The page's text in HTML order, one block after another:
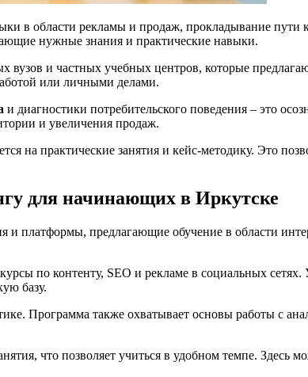
в области рекламы и продаж, прокладывание пути к
нужные знания и практические навыки.
вузов и частных учебных центров, которые
или личными делами.
и диагностики потребительского поведения – это
и увеличения продаж.
на практические занятия и кейс-методику. Это
для начинающих в Иркутске
и платформы, предлагающие обучение в области
по контенту, SEO и рекламе в социальных
базу.
Программа также охватывает основы работы с
что позволяет учиться в удобном темпе.